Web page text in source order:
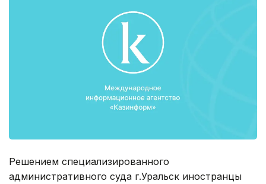
Решением специализированного
административного суда г.Уральск иностранцы